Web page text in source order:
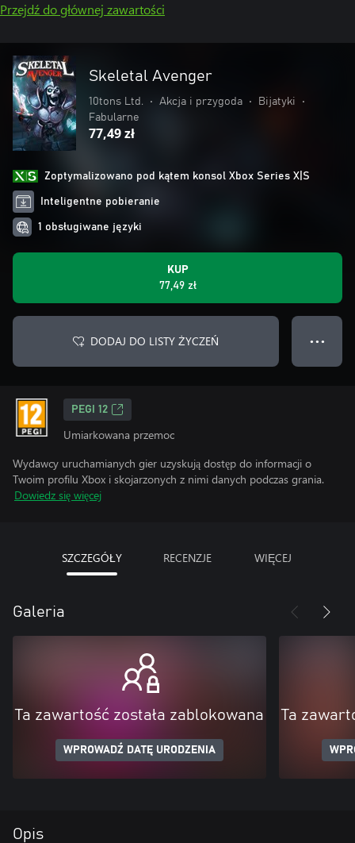
Przejdź do głównej zawartości
Skeletal Avenger
10tons Ltd. • Akcja i przygoda • Bijatyki
•
Fabularne
77,49 zł
Zoptymalizowano pod kątem konsol Xbox Series X|S
Inteligentne pobieranie
1 obsługiwane języki
KUP
77,49 zł
DODAJ DO LISTY ŻYCZEŃ ● ● ●
PEGI 12
Umiarkowana przemoc
Wydawcy uruchamianych gier uzyskują dostęp do informacji o
Twoim profilu Xbox i skojarzonych z nimi danych podczas grania.
Dowiedz się więcej
SZCZEGÓŁY RECENZJE WIĘCEJ
Galeria
Ta zawartość została zablokowana
WPROWADŹ DATĘ URODZENIA
Ta
Opis